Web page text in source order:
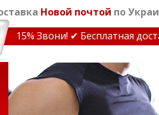
Новой почтой по
Звони! ✔ Бесплатная